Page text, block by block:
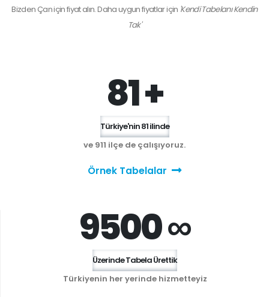
Bizden Çaniçin fiyat alın. Daha uygun fiyatlar için 'Kendi Tabelanı Kendin
Tak'
81 +
Türkiye'nin 81 ilinde
ve 911 ilçe de çalışıyoruz.
Örnek Tabelalar
9500 ∞
Üzerinde Tabela Ürettik
Türkiyenin her yerinde hizmetteyiz